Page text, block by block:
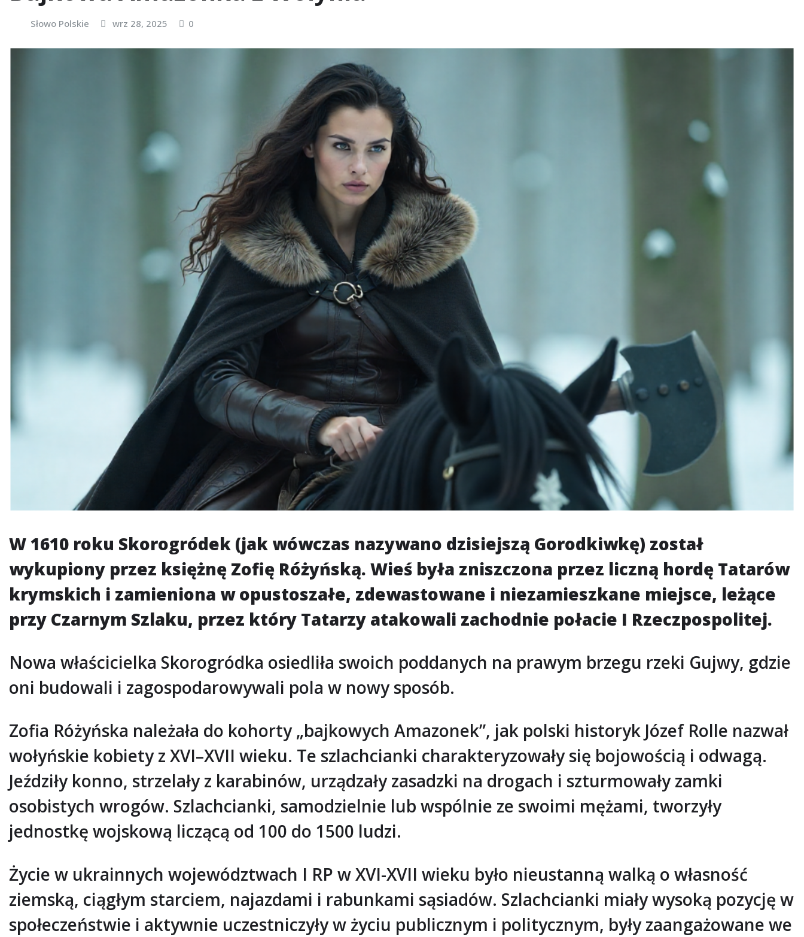
Słowo Polskie wrz 28, 2025 0
W 1610 roku Skorogródek (jak wówczas nazywano dzisiejszą Gorodkiwkę) został
wykupiony przez księżnę Zofię Różyńską. Wieś była zniszczona przez liczną hordę Tatarów
krymskich i zamieniona w opustoszałe, zdewastowane i niezamieszkane miejsce, leżące
przy Czarnym Szlaku, przez który Tatarzy atakowali zachodnie połacie I Rzeczpospolitej.
Nowa właścicielka Skorogródka osiedliła swoich poddanych na prawym brzegu rzeki Gujwy, gdzie
oni budowali i zagospodarowywali pola w nowy sposób.
Zofia Różyńska należała do kohorty „bajkowych Amazonek”, jak polski historyk Józef Rolle nazwał
wołyńskie kobiety z XVI–XVII wieku. Te szlachcianki charakteryzowały się bojowością i odwagą.
Jeździły konno, strzelały z karabinów, urządzały zasadzki na drogach i szturmowały zamki
osobistych wrogów. Szlachcianki, samodzielnie lub wspólnie ze swoimi mężami, tworzyły
jednostkę wojskową liczącą od 100 do 1500 ludzi.
Życie w ukrainnych województwach I RP w XVI-XVII wieku było nieustanną walką o własność
ziemską, ciągłym starciem, najazdami i rabunkami sąsiadów. Szlachcianki miały wysoką pozycję w
społeczeństwie i aktywnie uczestniczyły w życiu publicznym i politycznym, były zaangażowane we